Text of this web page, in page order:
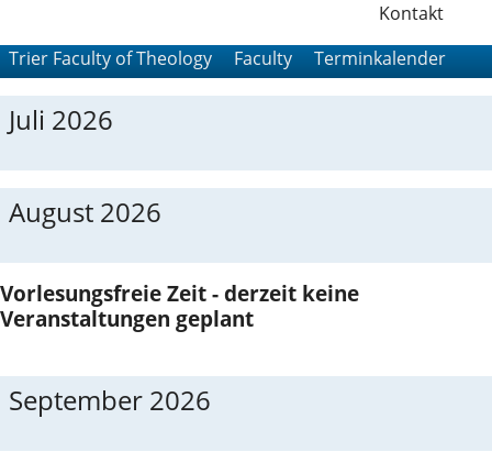
Kontakt
Trier Faculty of Theology
Faculty Terminkalender
Juli 2026
August 2026
Vorlesungsfreie Zeit - derzeit keine
Veranstaltungen geplant
September 2026